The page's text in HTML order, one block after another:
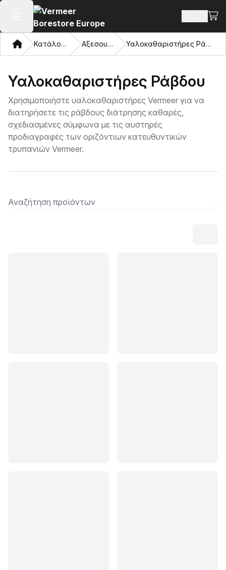
Άνοιγμα κύριου μενού
Σπίτι Κατάλογος Αξεσουάρ Υαλοκαθαριστήρες Ράβδου
Υαλοκαθαριστήρες Ράβδου
Χρησιμοποιήστε υαλοκαθαριστήρες Vermeer για να
διατηρήσετε τις ράβδους διάτρησης καθαρές,
σχεδιασμένες σύμφωνα με τις αυστηρές
προδιαγραφές των οριζόντιων κατευθυντικών
τρυπανιών Vermeer.